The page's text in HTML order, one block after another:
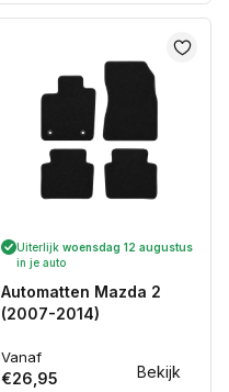
Bekijk
Uiterlijk woensdag 12 augustus
in je auto
Automatten Mazda 2
(2007-2014)
Normale
prijs
Vanaf
€26,95